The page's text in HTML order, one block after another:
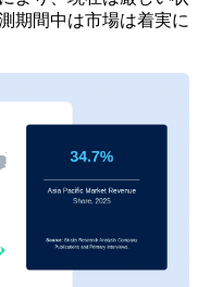
期間中は市場は着実に